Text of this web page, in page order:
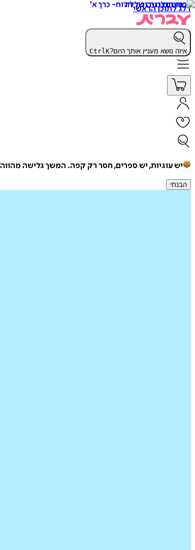
דלג לתוכן הראשי
איזה נושא מעניין אותך היום? CtrlK
יש עוגיות, יש ספרים, חסר רק קפה. המשך גלישה מהווה
הבנתי